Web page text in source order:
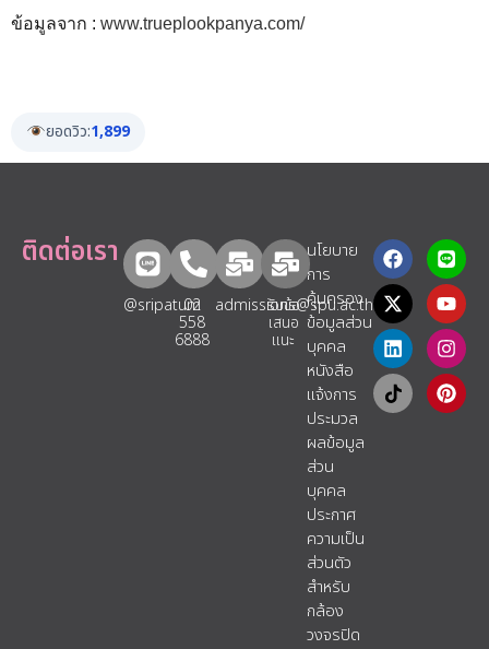
ข้อมูลจาก : www.trueplookpanya.com/
ยอดวิว:1,899
ติดต่อเรา
@sripatum
02
558
6888
admissions@spu.ac.th
รับข้อ
เสนอ
แนะ​
นโยบาย
การ
คุ้มครอง
ข้อมูลส่วน
บุคคล
หนังสือ
แจ้งการ
ประมวล
ผลข้อมูล
ส่วน
บุคคล
ประกาศ
ความเป็น
ส่วนตัว
สำหรับ
กล้อง
วงจรปิด